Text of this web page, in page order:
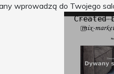
wprowadzą do Twojego